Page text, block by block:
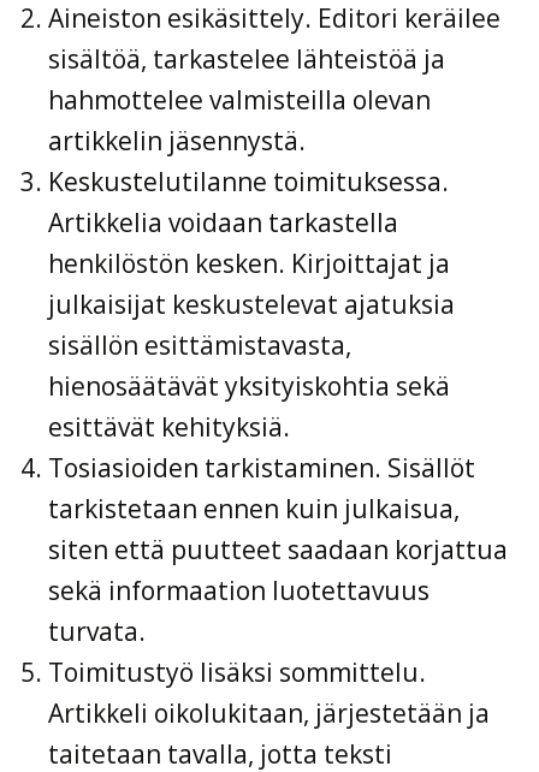
Aineiston esikäsittely. Editori keräilee
sisältöä, tarkastelee lähteistöä ja
hahmottelee valmisteilla olevan
artikkelin jäsennystä.
Keskustelutilanne toimituksessa.
Artikkelia voidaan tarkastella
henkilöstön kesken. Kirjoittajat ja
julkaisijat keskustelevat ajatuksia
sisällön esittämistavasta,
hienosäätävät yksityiskohtia sekä
esittävät kehityksiä.
Tosiasioiden tarkistaminen. Sisällöt
tarkistetaan ennen kuin julkaisua,
siten että puutteet saadaan korjattua
sekä informaation luotettavuus
turvata.
Toimitustyö lisäksi sommittelu.
Artikkeli oikolukitaan, järjestetään ja
taitetaan tavalla, jotta teksti